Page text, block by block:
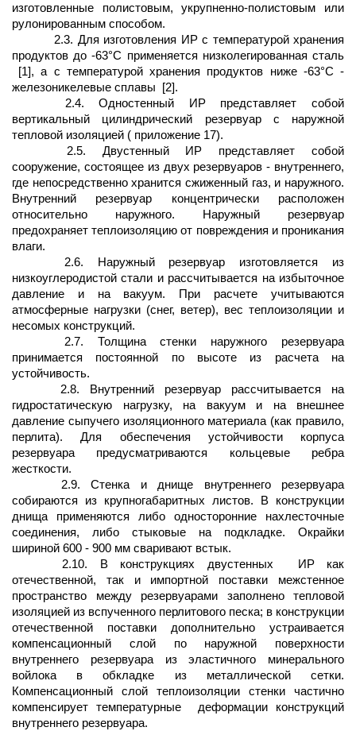
изготовленные полистовым, укрупненно-полистовым или
рулонированным способом.
2.3. Для изготовления ИР с температурой хранения
продуктов до -63°С применяется низколегированная сталь
[1], а с температурой хранения продуктов ниже -63°С -
железоникелевые сплавы
[2].
2.4. Одностенный ИР представляет собой
вертикальный цилиндрический резервуар с наружной
тепловой изоляцией ( приложение 17).
2.5. Двустенный ИР представляет собой
сооружение, состоящее из двух резервуаров - внутреннего,
где непосредственно хранится сжиженный газ, и наружного.
Внутренний резервуар концентрически расположен
относительно наружного. Наружный резервуар
предохраняет теплоизоляцию от повреждения и проникания
влаги.
2.6. Наружный резервуар изготовляется из
низкоуглеродистой стали и рассчитывается на избыточное
давление и на вакуум. При расчете учитываются
атмосферные нагрузки (снег, ветер), вес теплоизоляции и
несомых конструкций.
2.7. Толщина стенки наружного резервуара
принимается постоянной по высоте из расчета на
устойчивость.
2.8. Внутренний резервуар рассчитывается на
гидростатическую нагрузку, на вакуум и на внешнее
давление сыпучего изоляционного материала (как правило,
перлита). Для обеспечения устойчивости корпуса
резервуара предусматриваются кольцевые ребра
жесткости.
2.9. Стенка и днище внутреннего резервуара
собираются из крупногабаритных листов. В конструкции
днища применяются либо односторонние нахлесточные
соединения, либо стыковые на подкладке. Окрайки
шириной 600 - 900 мм сваривают встык.
2.10. В конструкциях двустенных
ИР как
отечественной, так и импортной поставки межстенное
пространство между резервуарами заполнено тепловой
изоляцией из вспученного перлитового песка; в конструкции
отечественной поставки дополнительно устраивается
компенсационный слой по наружной поверхности
внутреннего резервуара из эластичного минерального
войлока в обкладке из металлической сетки.
Компенсационный слой теплоизоляции стенки частично
компенсирует температурные
деформации конструкций
внутреннего резервуара.